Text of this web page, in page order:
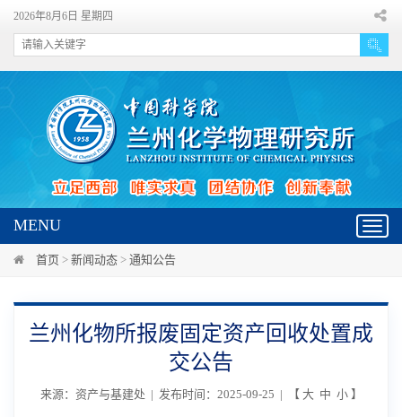
2026年8月6日 星期四
MENU
首页 > 新闻动态 > 通知公告
兰州化物所报废固定资产回收处置成
交公告
来源：资产与基建处 | 发布时间：2025-09-25 | 【 大 中 小】